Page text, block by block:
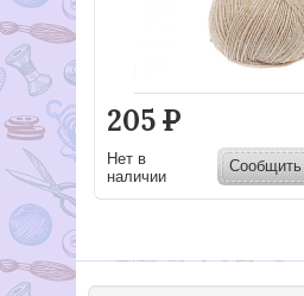
205Р
Нет в
наличии
Сообщить